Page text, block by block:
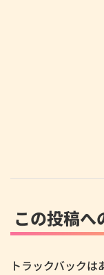
この投稿へ
トラックバックは